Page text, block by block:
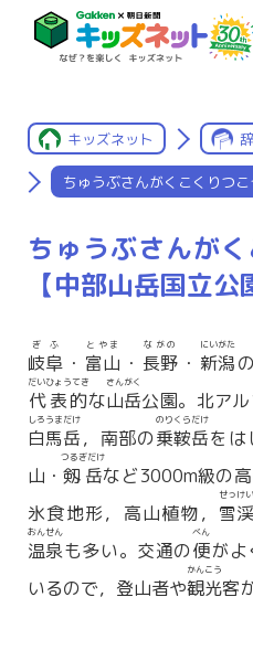
キッズネット
ちゅうぶさんがくこくりつ
ちゅうぶさんが
【中部山岳国立公
岐阜
ぎふ
・ 富山
とやま
・ 長野
ながの
・ 新潟
にいがた
代表的
だいひょうてき
な山岳
さんがく
公園。北ア
白馬岳
しろうまだけ
，南部の乗鞍岳
のりくらだけ
をは
山・ 剱岳
つるぎだけ
など3000m級の
氷食地形，高山植物， 雪渓
せっけい
温泉
おんせん
も多い。交通の便
べん
がよ
いるので，登山者や観光
かんこう
客